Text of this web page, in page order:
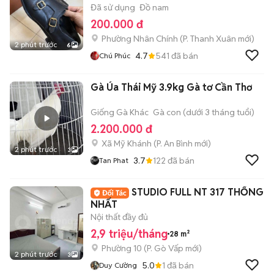
2 phút trước 6
Đã sử dụng Đồ nam
200.000 đ
Phường Nhân Chính (P. Thanh Xuân mới)
Chú Phúc 4.7 541 đã bán
2 phút trước 3
Gà Úa Thái Mỹ 3.9kg Gà tơ Cần Thơ
Giống Gà Khác Gà con (dưới 3 tháng tuổi)
2.200.000 đ
Xã Mỹ Khánh (P. An Bình mới)
Tan Phat 3.7 122 đã bán
2 phút trước 3
STUDIO FULL NT 317 THỐNG
NHẤT
Nội thất đầy đủ
2,9 triệu/tháng 28 m²
Phường 10 (P. Gò Vấp mới)
Duy Cường 5.0 1 đã bán